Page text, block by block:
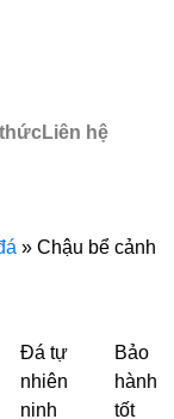
Liên hệ
» Chậu bể cảnh
Đá tự
nhiên
ninh
Bảo
hành
tốt